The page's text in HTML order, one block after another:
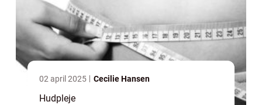
02 april 2025 Cecilie Hansen
Hudpleje